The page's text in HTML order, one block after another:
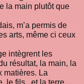
la main plutôt que
m’a permis de
arts, même ci ceux
intègrent les
résultat, la main, la
matières. La
le fils.. et la terre…